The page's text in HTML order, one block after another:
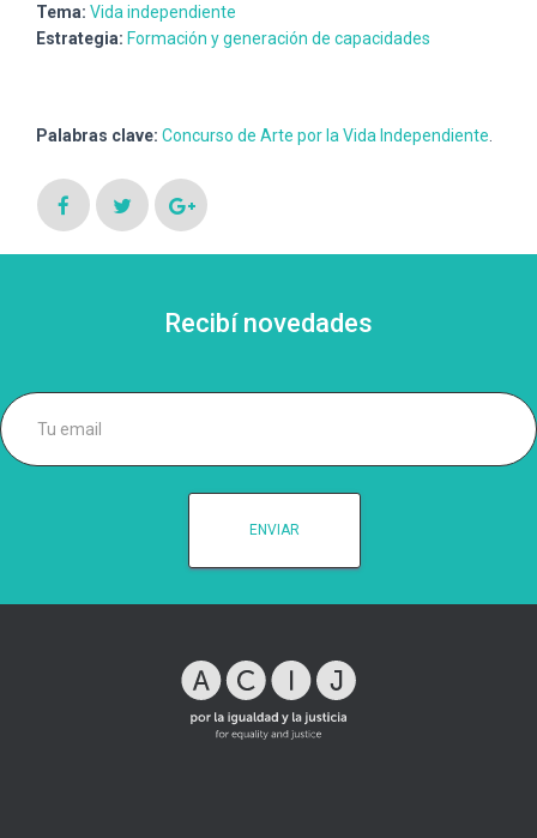
Tema: Vida independiente
Estrategia: Formación y generación de capacidades
Palabras clave: Concurso de Arte por la Vida Independiente
Recibí novedades